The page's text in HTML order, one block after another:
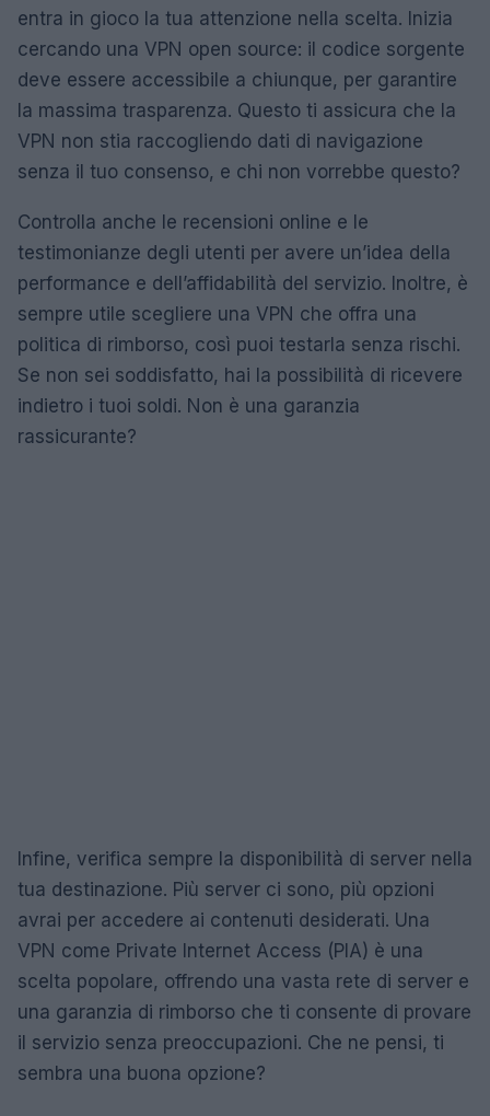
entra in gioco la tua attenzione nella scelta. Inizia
cercando una VPN open source: il codice sorgente
deve essere accessibile a chiunque, per garantire
la massima trasparenza. Questo ti assicura che la
VPN non stia raccogliendo dati di navigazione
senza il tuo consenso, e chi non vorrebbe questo?
Controlla anche le recensioni online e le
testimonianze degli utenti per avere un’idea della
performance e dell’affidabilità del servizio. Inoltre, è
sempre utile scegliere una VPN che offra una
politica di rimborso, così puoi testarla senza rischi.
Se non sei soddisfatto, hai la possibilità di ricevere
indietro i tuoi soldi. Non è una garanzia
rassicurante?
Infine, verifica sempre la disponibilità di server nella
tua destinazione. Più server ci sono, più opzioni
avrai per accedere ai contenuti desiderati. Una
VPN come Private Internet Access (PIA) è una
scelta popolare, offrendo una vasta rete di server e
una garanzia di rimborso che ti consente di provare
il servizio senza preoccupazioni. Che ne pensi, ti
sembra una buona opzione?